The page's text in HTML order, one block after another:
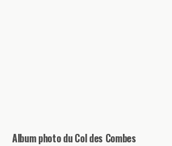
Album photo du Col des Combes